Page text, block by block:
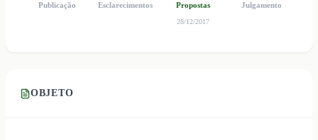
Publicação Esclarecimentos Propostas
28/12/2017
Julgamento
OBJETO